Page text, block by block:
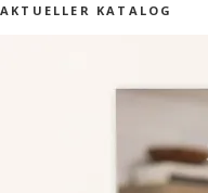
AKTUELLER KATALOG